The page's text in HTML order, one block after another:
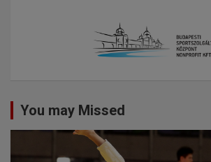
You may Missed